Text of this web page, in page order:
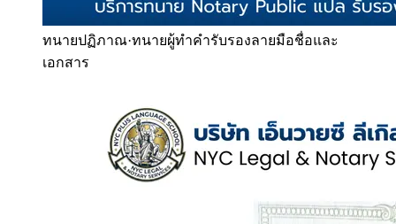
ทนายปฏิภาณ·ทนายผู้ทำคำรับรองลายมือชื่อและ
เอกสาร